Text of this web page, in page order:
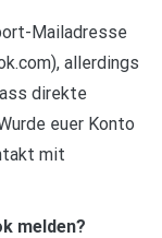
Mailadresse
allerdings
direkte
euer Konto
mit
melden?